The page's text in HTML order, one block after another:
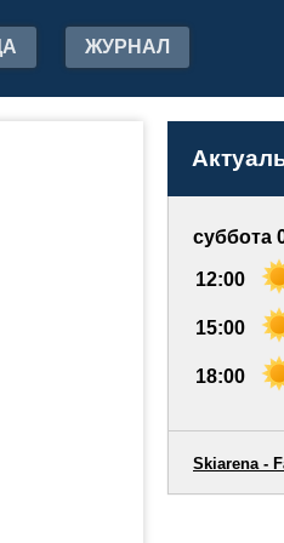
ЖУРНАЛ
суббота
12:00
15:00
18:00
Skiarena -